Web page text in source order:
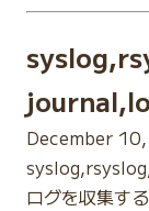
December
ログを収集す